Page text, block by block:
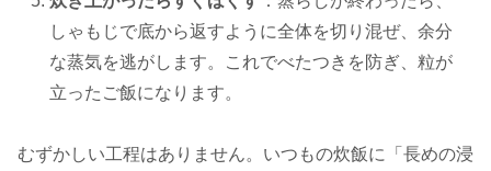
しゃもじで底から返すように全体を切り混ぜ、余分
な蒸気を逃がします。これでべたつきを防ぎ、粒が
立ったご飯になります。
むずかしい工程はありません。いつもの炊飯に「長めの浸